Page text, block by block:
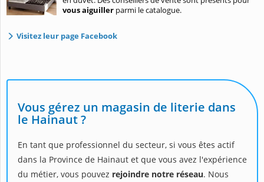
vous aiguiller parmi le catalogue.
Visitez leur page Facebook
Vous gérez un magasin de literie dans
le Hainaut ?
En tant que professionnel du secteur, si vous êtes actif
dans la Province de Hainaut et que vous avez l'expérience
du métier, vous pouvez rejoindre notre réseau. Nous